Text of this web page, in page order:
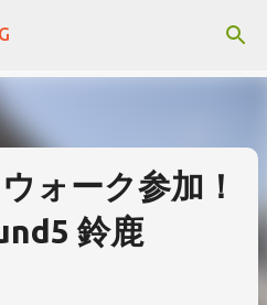
コンテンツに移動
ォーク参加！
鈴鹿